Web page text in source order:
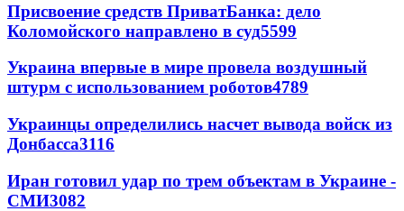
Присвоение средств ПриватБанка: дело
Коломойского направлено в суд5599
Украина впервые в мире провела воздушный
штурм с использованием роботов4789
Украинцы определились насчет вывода войск из
Донбасса3116
Иран готовил удар по трем объектам в Украине -
СМИ3082